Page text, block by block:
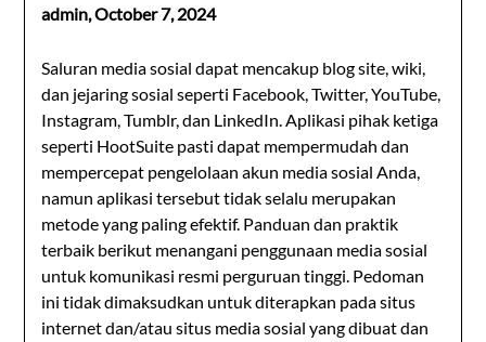
admin,October 7, 2024
Saluran media sosial dapat mencakup blog site, wiki,
dan jejaring sosial seperti Facebook, Twitter, YouTube,
Instagram, Tumblr, dan LinkedIn. Aplikasi pihak ketiga
seperti HootSuite pasti dapat mempermudah dan
mempercepat pengelolaan akun media sosial Anda,
namun aplikasi tersebut tidak selalu merupakan
metode yang paling efektif. Panduan dan praktik
terbaik berikut menangani penggunaan media sosial
untuk komunikasi resmi perguruan tinggi. Pedoman
ini tidak dimaksudkan untuk diterapkan pada situs
internet dan/atau situs media sosial yang dibuat dan